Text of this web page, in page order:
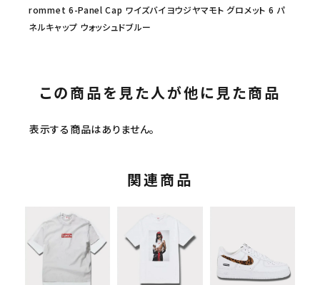
rommet 6-Panel Cap ワイズバイヨウジヤマモト グロメット 6 パ
ネルキャップ ウォッシュドブルー
この商品を見た人が他に見た商品
表示する商品はありません。
関連商品